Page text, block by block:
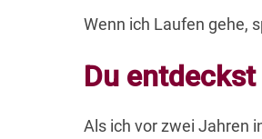
Wenn ich Laufen gehe,
Du
Als ich vor zwei Jahren